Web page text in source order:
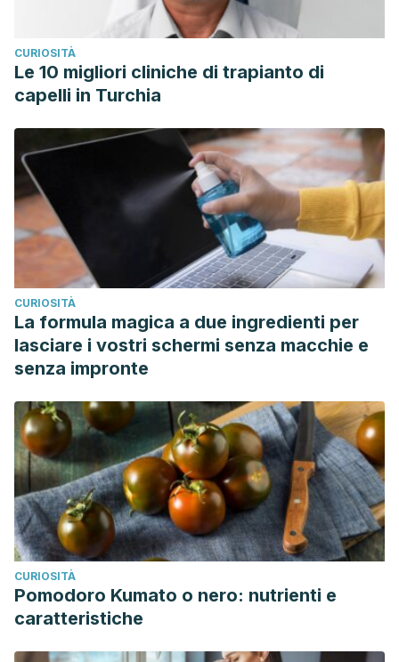
CURIOSITÀ
Le 10 migliori cliniche di trapianto di
capelli in Turchia
CURIOSITÀ
La formula magica a due ingredienti per
lasciare i vostri schermi senza macchie e
senza impronte
CURIOSITÀ
Pomodoro Kumato o nero: nutrienti e
caratteristiche